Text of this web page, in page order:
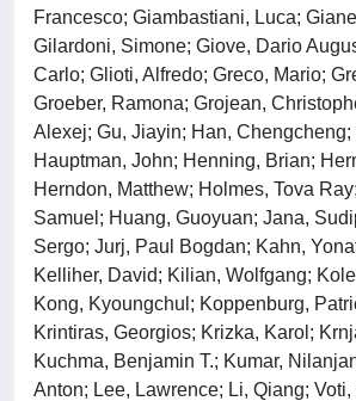
Francesco; Giambastiani, Luca;
Gilardoni, Simone; Giove, Dario
Carlo; Glioti, Alfredo; Greco, Mario;
Groeber, Ramona; Grojean,
Alexej; Gu, Jiayin; Han, Chengcheng;
Hauptman, John; Henning, Brian;
Herndon, Matthew; Holmes, Tova
Samuel; Huang, Guoyuan; Jana,
Sergo; Jurj, Paul Bogdan; Kahn,
Kelliher, David; Kilian, Wolfgang;
Kong, Kyoungchul; Koppenburg,
Krintiras, Georgios; Krizka, Karol;
Kuchma, Benjamin T.; Kumar,
Anton; Lee, Lawrence; Li, Qiang; Voti,